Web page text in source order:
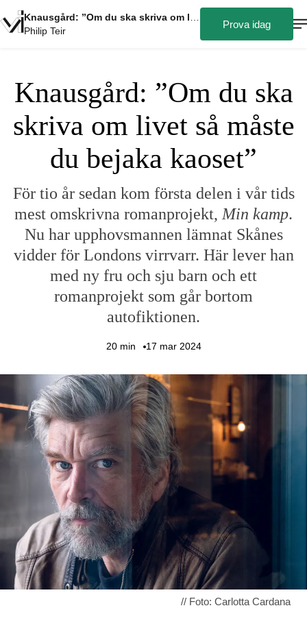
Knausgård: ”Om du ska
skriva om livet så måste
du bejaka kaoset”
För tio år sedan kom första delen i vår tids
mest omskrivna romanprojekt, Min kamp.
Nu har upphovsmannen lämnat Skånes
vidder för Londons virrvarr. Här lever han
med ny fru och sju barn och ett
romanprojekt som går bortom
autofiktionen.
20min 17 mar 2024
// Foto: Carlotta Cardana
Philip Teir
Prova idag